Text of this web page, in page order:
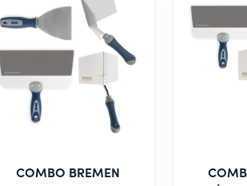
COMBO BREMEN